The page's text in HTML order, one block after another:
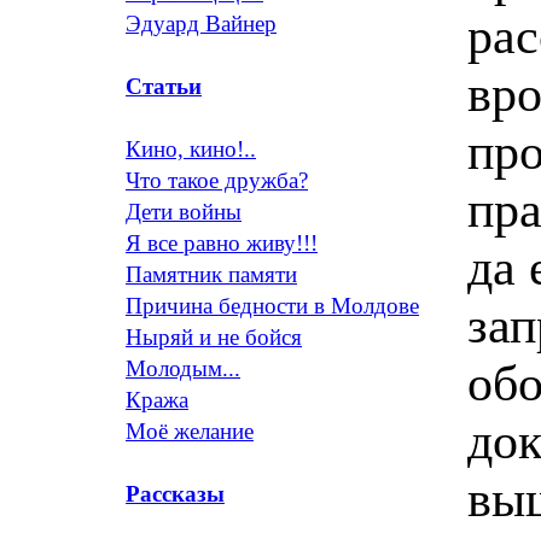
Эдуард Вайнер
Статьи
Кино, кино!..
Что такое дружба?
Дети войны
Я все равно живу!!!
Памятник памяти
Причина бедности в Молдове
Ныряй и не бойся
Молодым...
Кража
Моё желание
Рассказы
да